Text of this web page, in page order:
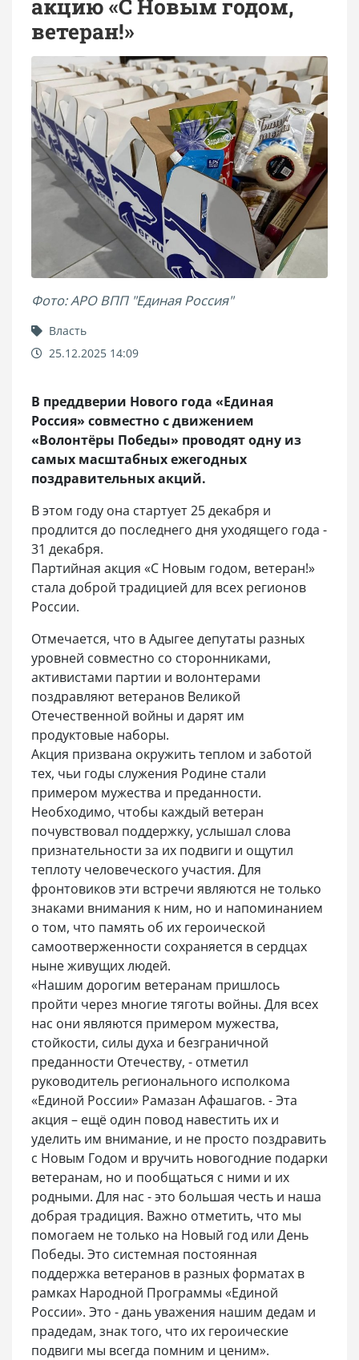
акцию «С Новым годом,
ветеран!»
Фото: АРО ВПП "Единая Россия"
Власть
25.12.2025 14:09
В преддверии Нового года «Единая
Россия» совместно с движением
«Волонтёры Победы» проводят одну из
самых масштабных ежегодных
поздравительных акций.
В этом году она стартует 25 декабря и
продлится до последнего дня уходящего года -
31 декабря.
Партийная акция «С Новым годом, ветеран!»
стала доброй традицией для всех регионов
России.
Отмечается, что в Адыгее депутаты разных
уровней совместно со сторонниками,
активистами партии и волонтерами
поздравляют ветеранов Великой
Отечественной войны и дарят им
продуктовые наборы.
Акция призвана окружить теплом и заботой
тех, чьи годы служения Родине стали
примером мужества и преданности.
Необходимо, чтобы каждый ветеран
почувствовал поддержку, услышал слова
признательности за их подвиги и ощутил
теплоту человеческого участия. Для
фронтовиков эти встречи являются не только
знаками внимания к ним, но и напоминанием
о том, что память об их героической
самоотверженности сохраняется в сердцах
ныне живущих людей.
«Нашим дорогим ветеранам пришлось
пройти через многие тяготы войны. Для всех
нас они являются примером мужества,
стойкости, силы духа и безграничной
преданности Отечеству, - отметил
руководитель регионального исполкома
«Единой России» Рамазан Афашагов. - Эта
акция – ещё один повод навестить их и
уделить им внимание, и не просто поздравить
с Новым Годом и вручить новогодние подарки
ветеранам, но и пообщаться с ними и их
родными. Для нас - это большая честь и наша
добрая традиция. Важно отметить, что мы
помогаем не только на Новый год или День
Победы. Это системная постоянная
поддержка ветеранов в разных форматах в
рамках Народной Программы «Единой
России». Это - дань уважения нашим дедам и
прадедам, знак того, что их героические
подвиги мы всегда помним и ценим».